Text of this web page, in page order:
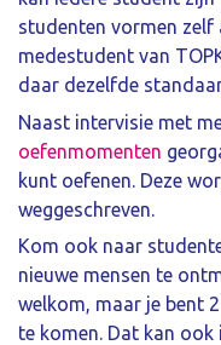
studenten vormen zelf
medestudent van
daar dezelfde
Naast intervisie met
oefenmomenten
kunt oefenen. Deze
weggeschreven.
Kom ook naar
nieuwe mensen te
welkom, maar je bent
te komen. Dat kan ook